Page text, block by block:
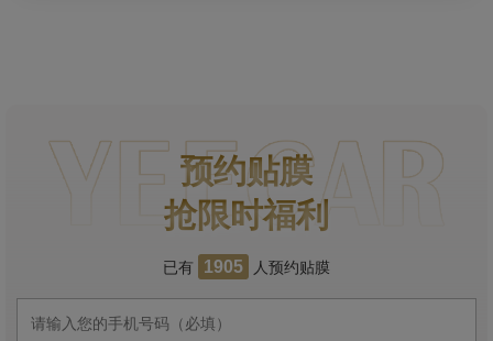
预约贴膜
抢限时福利
已有 1905 人预约贴膜